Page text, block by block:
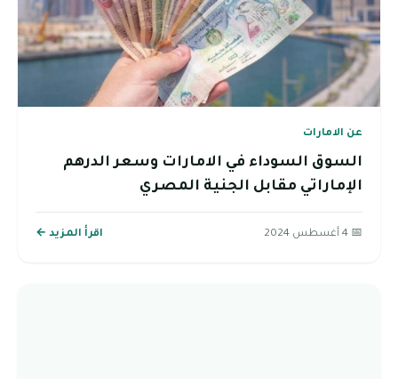
عن الامارات
السوق السوداء في الامارات وسعر الدرهم
الإماراتي مقابل الجنية المصري
📅 4 أغسطس 2024 اقرأ المزيد ←